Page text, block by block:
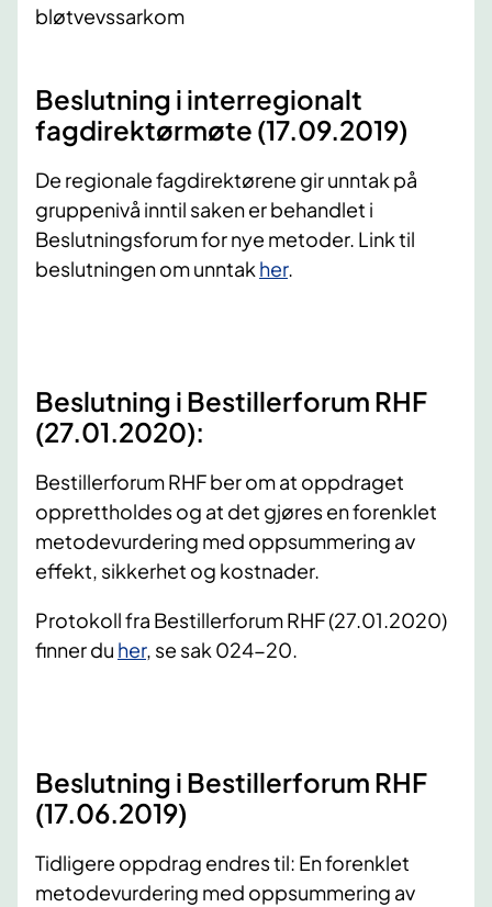
bløtvevssarkom
​Beslutning i interregionalt
fagdirektørmøte (17.09.2019)
De regionale fagdirektørene gir unntak på
gruppenivå inntil saken er behandlet i
Beslutningsforum for nye metoder. Link til
beslutningen om unntak her.
Beslutning i Bestillerforum RHF
(27.01.2020):
Bestillerforum RHF ber om at oppdraget
opprettholdes og at det gjøres en forenklet
metodevurdering med oppsummering av
effekt, sikkerhet og kostnader.
Protokoll fra Bestillerforum RHF (27.01.2020)
finner du her, se sak 024-20.
Beslutning i Bestillerforum RHF
(17.06.2019)
Tidligere oppdrag endres til: En forenklet
metodevurdering med oppsummering av